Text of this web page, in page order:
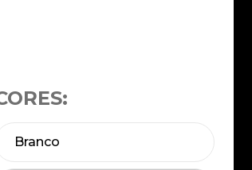
Branco